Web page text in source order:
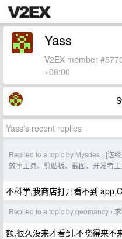
Yass
V2EX member
+08:00
Yass's recent replies
Replied to a topic by Mysdes › [送
效率工具。剪贴板、截图、开发者
不科学,我商店打开看不到
Replied to a topic by geomancy ›
额,很久没来才看到,不晓得来不